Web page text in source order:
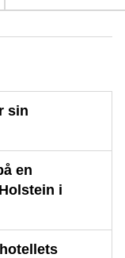
sin
en
i